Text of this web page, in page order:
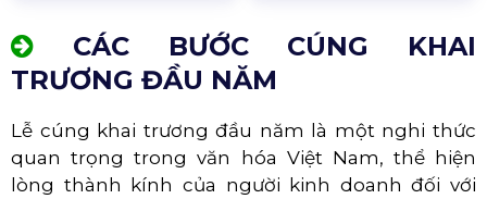
CÁC BƯỚC CÚNG KHAI
TRƯƠNG ĐẦU NĂM
Lễ cúng khai trương đầu năm là một nghi thức
quan trọng trong văn hóa Việt Nam, thể hiện
lòng thành kính của người kinh doanh đối với